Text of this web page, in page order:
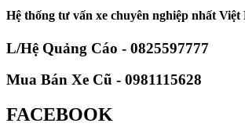
Hệ thống tư vấn xe chuyên nghiệp nhất Việt
L/Hệ Quảng Cáo - 0825597777
Mua Bán Xe Cũ - 0981115628
FACEBOOK